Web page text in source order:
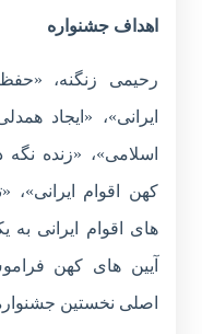
اهداف جشنواره
رحیمی زنگنه،
ایرانی»، «ایجاد
اسلامی»، «زنده
کهن اقوام ایرانی»،
های اقوام ایرانی به
آیین های کهن
اصلی نخستین